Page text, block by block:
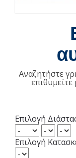
Αναζητήστε
Επιλογή
Επιλογή